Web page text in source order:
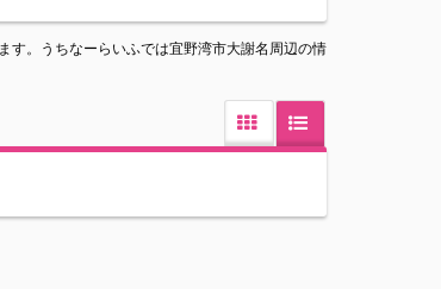
す。うちなーらいふでは宜野湾市大謝名周辺の情